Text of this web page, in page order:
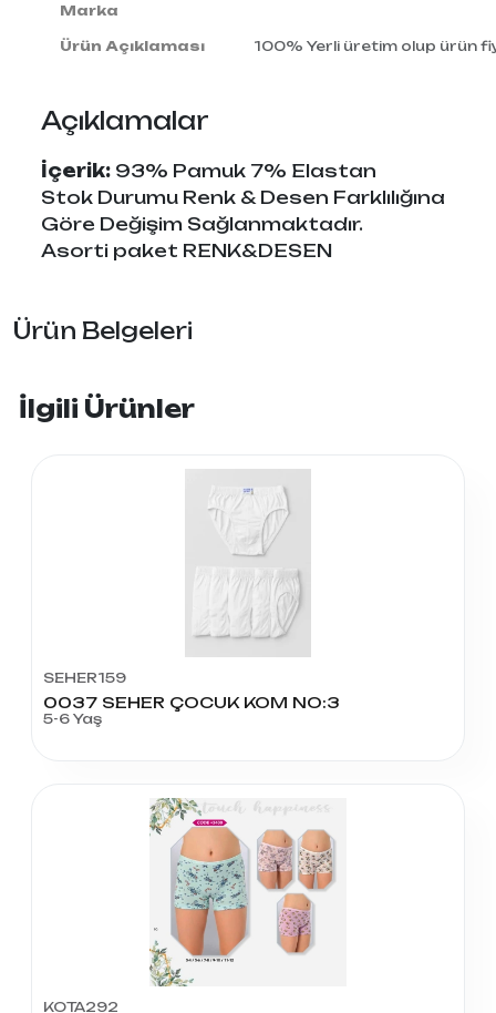
Marka
Ürün Açıklaması 100% Yerli üretim olup ürün
Açıklamalar
İçerik: 93% Pamuk 7% Elastan
Stok Durumu Renk & Desen Farklılığına
Göre Değişim Sağlanmaktadır.
Asorti paket RENK&DESEN
Ürün Belgeleri
İlgili Ürünler
SEHER159
0037 SEHER ÇOCUK KOM NO:3
5-6 Yaş
KOTA292